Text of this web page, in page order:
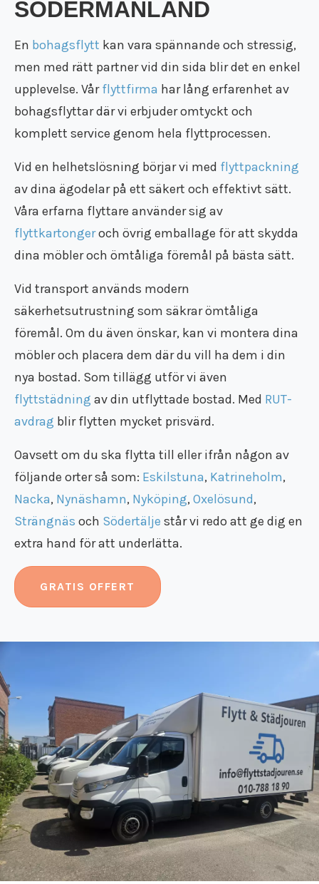
SÖDERMANLAND
En bohagsflytt kan vara spännande och stressig,
men med rätt partner vid din sida blir det en enkel
upplevelse. Vårflyttfirma har lång erfarenhet av
bohagsflyttar där vi erbjuder omtyckt och
komplett service genom hela flyttprocessen.
Vid en helhetslösning börjar vi med flyttpackning
av dina ägodelar på ett säkert och effektivt sätt.
Våra erfarna flyttare använder sig av
flyttkartongeroch övrig emballage för att skydda
dina möbler och ömtåliga föremål på bästa sätt.
Vid transport används modern
säkerhetsutrustning som säkrar ömtåliga
föremål. Om du även önskar, kan vi montera dina
möbler och placera dem där du vill ha dem i din
nya bostad. Som tillägg utför vi även
flyttstädning av din utflyttade bostad. Med RUT-
avdrag blir flytten mycket prisvärd.
Oavsett om du ska flytta till eller ifrån någon av
följande orter så som: Eskilstuna, Katrineholm,
Nacka, Nynäshamn, Nyköping,Oxelösund,
Strängnäs och Södertälje står vi redo att ge dig en
extra hand för att underlätta.
GRATIS OFFERT